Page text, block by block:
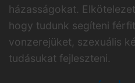
házasságokat.
hogy tudunk segíteni
vonzerejüket, szexuális
tudásukat fejleszteni.